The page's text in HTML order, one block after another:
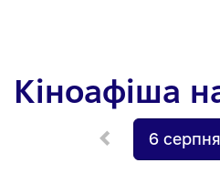
Кіноафіша
6 серпня